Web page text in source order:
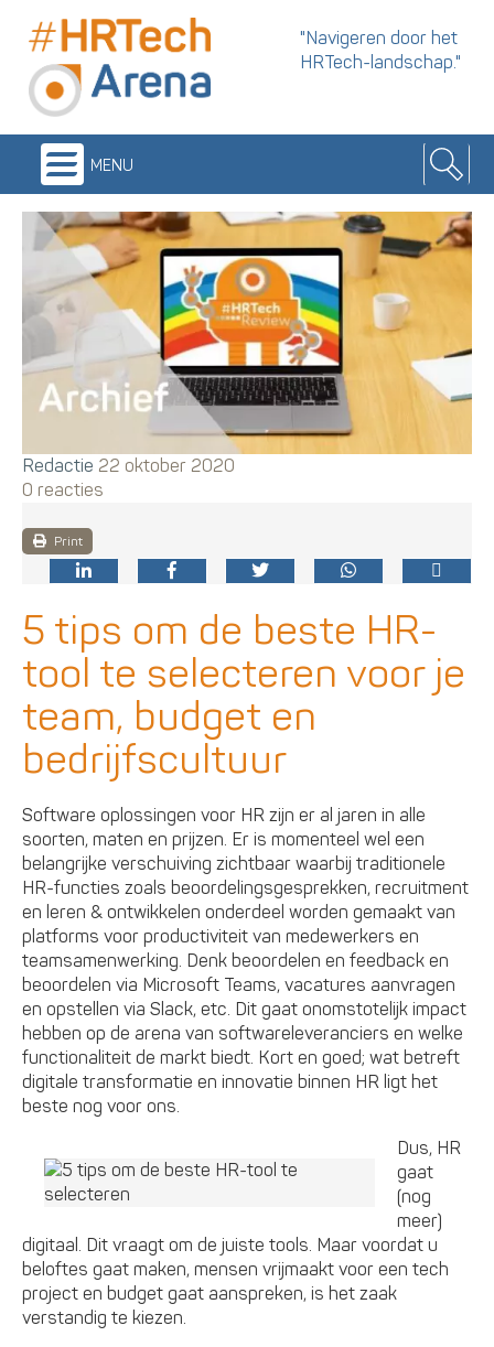
"Navigeren door het
HRTech-landschap."
menu
Redactie 22 oktober 2020
0 reacties
Print
5 tips om de beste HR-
tool te selecteren voor je
team, budget en
bedrijfscultuur
Software oplossingen voor HR zijn er al jaren in alle
soorten, maten en prijzen. Er is momenteel wel een
belangrijke verschuiving zichtbaar waarbij traditionele
HR-functies zoals beoordelingsgesprekken, recruitment
en leren & ontwikkelen onderdeel worden gemaakt van
platforms voor productiviteit van medewerkers en
teamsamenwerking. Denk beoordelen en feedback en
beoordelen via Microsoft Teams, vacatures aanvragen
en opstellen via Slack, etc. Dit gaat onomstotelijk impact
hebben op de arena van softwareleveranciers en welke
functionaliteit de markt biedt. Kort en goed; wat betreft
digitale transformatie en innovatie binnen HR ligt het
beste nog voor ons.
Dus, HR
gaat
(nog
meer)
digitaal. Dit vraagt om de juiste tools. Maar voordat u
beloftes gaat maken, mensen vrijmaakt voor een tech
project en budget gaat aanspreken, is het zaak
verstandig te kiezen.